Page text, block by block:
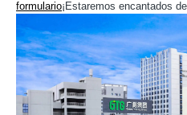
formulario¡Estaremos encantados